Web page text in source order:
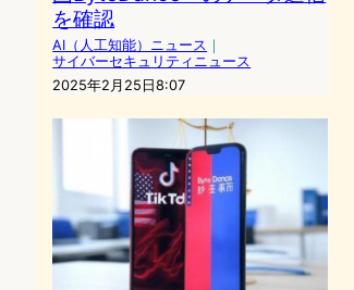
を確認
AI（人工知能）ニュース ｜
サイバーセキュリティニュース
2025年2月25日8:07